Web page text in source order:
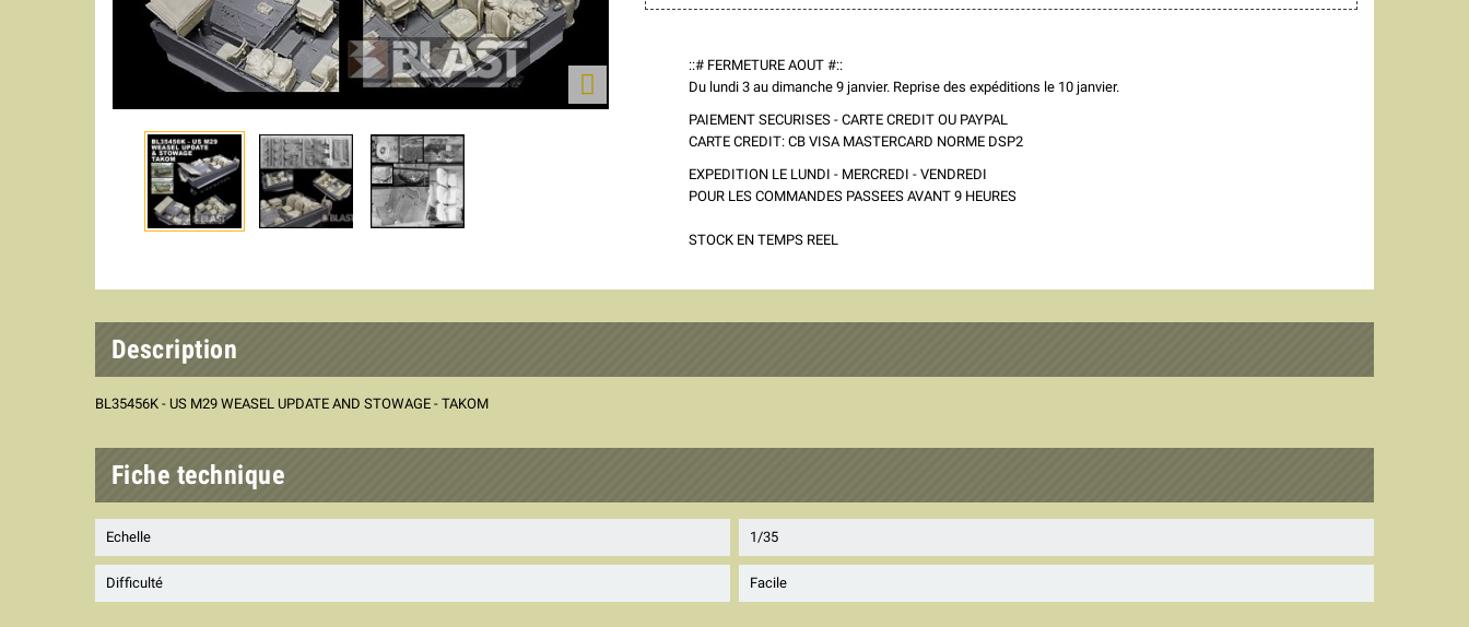

::# FERMETURE AOUT #::
Du lundi 3 au dimanche 9 janvier. Reprise des expéditions le 10 janvier.
PAIEMENT SECURISES - CARTE CREDIT OU PAYPAL
CARTE CREDIT: CB VISA MASTERCARD NORME DSP2
EXPEDITION LE LUNDI - MERCREDI - VENDREDI
POUR LES COMMANDES PASSEES AVANT 9 HEURES
STOCK EN TEMPS REEL
Description
BL35456K - US M29 WEASEL UPDATE AND STOWAGE - TAKOM
Fiche technique
Echelle 1/35
Difficulté Facile